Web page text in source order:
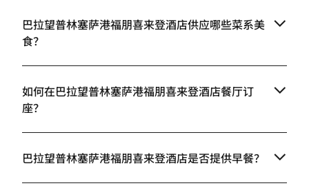
巴拉望普林塞萨港福朋喜来登酒店供应哪些菜系美
食？
如何在巴拉望普林塞萨港福朋喜来登酒店餐厅订
座？
巴拉望普林塞萨港福朋喜来登酒店是否提供早餐？